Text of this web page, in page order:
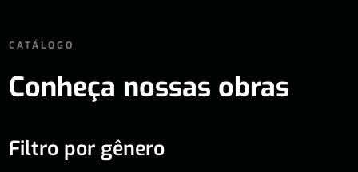
CATÁLOGO
Conheça nossas obras
Filtro por gênero